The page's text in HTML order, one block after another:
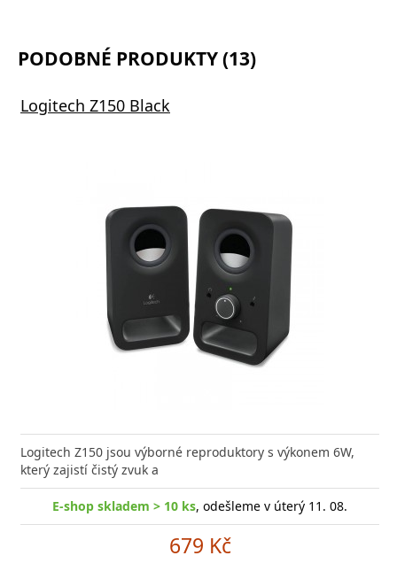
PODOBNÉ PRODUKTY (13)
Logitech Z150 Black
Logitech Z150 jsou výborné reproduktory s výkonem 6W,
který zajistí čistý zvuk a
E-shop skladem > 10 ks, odešleme v úterý 11. 08.
679 Kč